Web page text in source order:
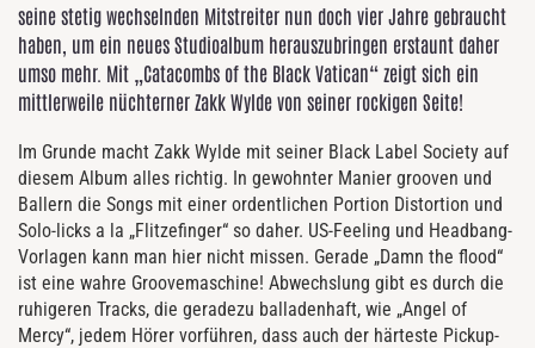
seine stetig wechselnden Mitstreiter nun doch vier Jahre gebraucht
haben, um ein neues Studioalbum herauszubringen erstaunt daher
umso mehr. Mit „Catacombs of the Black Vatican“ zeigt sich ein
mittlerweile nüchterner Zakk Wylde von seiner rockigen Seite!
Im Grunde macht Zakk Wylde mit seiner Black Label Society auf
diesem Album alles richtig. In gewohnter Manier grooven und
Ballern die Songs mit einer ordentlichen Portion Distortion und
Solo-licks a la „Flitzefinger“ so daher. US-Feeling und Headbang-
Vorlagen kann man hier nicht missen. Gerade „Damn the flood“
ist eine wahre Groovemaschine! Abwechslung gibt es durch die
ruhigeren Tracks, die geradezu balladenhaft, wie „Angel of
Mercy“, jedem Hörer vorführen, dass auch der härteste Pickup-